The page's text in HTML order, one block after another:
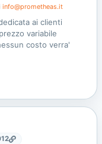
info@prometheas.it
ai clienti
variabile
costo verra'